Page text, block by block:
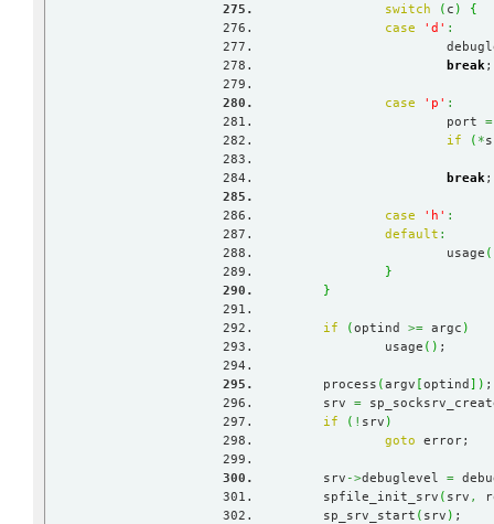
switch
( c )
{
case
'd' :
break ;
case 'p' :
			port
=
if
( *
break ;
case 'h' :
default :
			usage
(
}
}
if (optind >= argc )
		usage
( ) ;
	process
(argv [optind ] ) ;
	srv
=
if
( ! srv )
goto error;
	srv
->debuglevel =
	spfile_init_srv
( srv ,
	sp_srv_start
( srv ) ;